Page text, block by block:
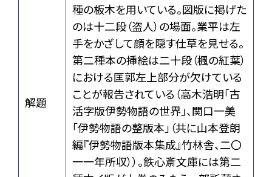
解題
種の板木を用いている。図版に掲げた
のは十二段（盗人）の場面。業平は左
手をかざして顔を隠す仕草を見せる。
第二種本の挿絵は二十段（楓の紅葉）
における匡郭左上部分が欠けている
ことが報告されている（高木浩明「古
活字版伊勢物語の世界」、関口一美
「伊勢物語の整版本」（共に山本登朗
編『伊勢物語版本集成』竹林舎、二〇
一一年所収））。鉄心斎文庫には第二